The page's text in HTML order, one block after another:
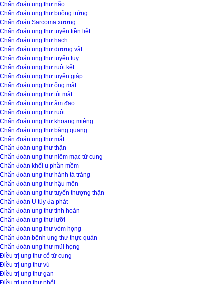
Chẩn đoán ung thư não
Chẩn đoán ung thư buồng trứng
Chẩn đoán Sarcoma xương
Chẩn đoán ung thư tuyến tiền liệt
Chẩn đoán ung thư hạch
Chẩn đoán ung thư dương vật
Chẩn đoán ung thư tuyến tụy
Chẩn đoán ung thư ruột kết
Chẩn đoán ung thư tuyến giáp
Chẩn đoán ung thư ống mật
Chẩn đoán ung thư túi mật
Chẩn đoán ung thư âm đạo
Chẩn đoán ung thư ruột
Chẩn đoán ung thư khoang miệng
Chẩn đoán ung thư bàng quang
Chẩn đoán ung thư mắt
Chẩn đoán ung thư thận
Chẩn đoán ung thư niêm mạc tử cung
Chẩn đoán khối u phần mềm
Chẩn đoán ung thư hành tá tràng
Chẩn đoán ung thư hậu môn
Chẩn đoán ung thư tuyến thượng thận
Chẩn đoán U tủy đa phát
Chẩn đoán ung thư tinh hoàn
Chẩn đoán ung thư lưỡi
Chẩn đoán ung thư vòm họng
Chẩn đoán bệnh ung thư thực quản
Chẩn đoán ung thư mũi họng
Điều trị ung thư cổ tử cung
Điều trị ung thư vú
Điều trị ung thư gan
Điều trị ung thư phổi